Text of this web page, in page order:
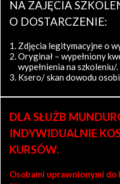
NA ZAJĘCIA
O DOSTARCZENIE:
Zdjęcia legitymacyjne o
Oryginał – wypełniony
wypełnienia na szkoleniu/.
Ksero/ skan dowodu
DLA SŁUŻB
INDYWIDUALNIE
KURSÓW.
Osobami uprawnionymi